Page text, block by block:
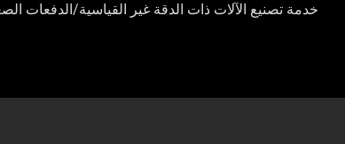
خدمة تصنيع الآلات ذات الدقة غير القياسية/الدفعات